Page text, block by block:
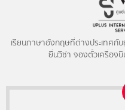
เรียนภาษาอังกฤษที่ต่างประเทศ
ยื่นวีซ่า จองตั๋วเครื่อง